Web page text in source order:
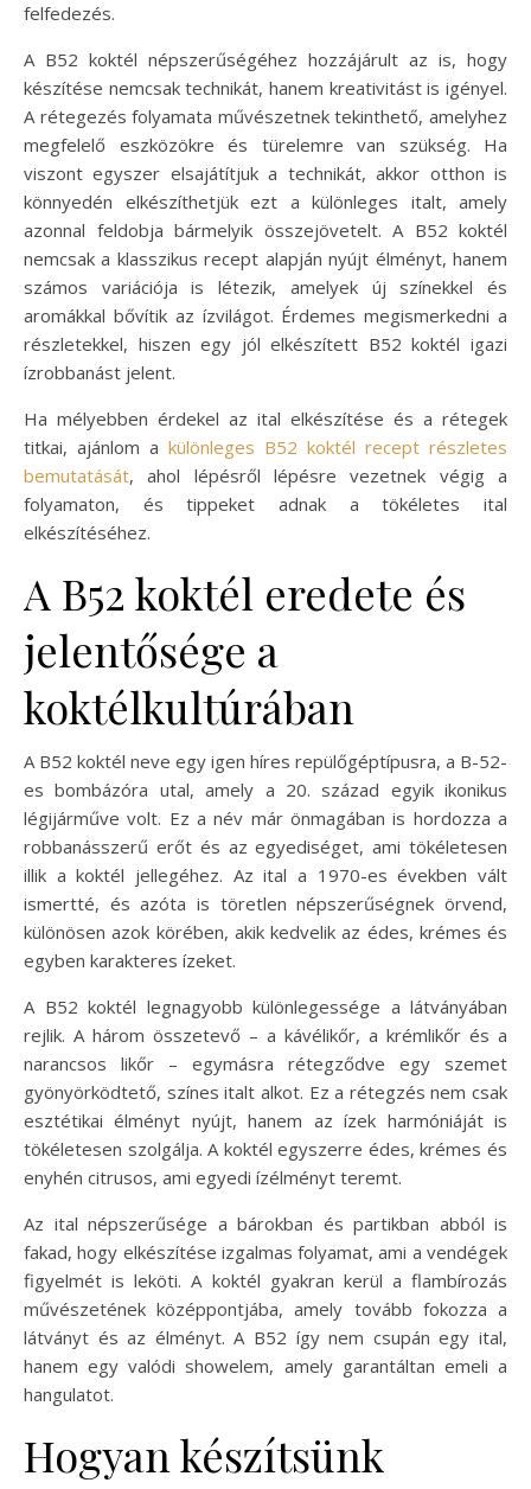
felfedezés.
A B52 koktél népszerűségéhez hozzájárult az is, hogy
készítése nemcsak technikát, hanem kreativitást is igényel.
A rétegezés folyamata művészetnek tekinthető, amelyhez
megfelelő eszközökre és türelemre van szükség. Ha
viszont egyszer elsajátítjuk a technikát, akkor otthon is
könnyedén elkészíthetjük ezt a különleges italt, amely
azonnal feldobja bármelyik összejövetelt. A B52 koktél
nemcsak a klasszikus recept alapján nyújt élményt, hanem
számos variációja is létezik, amelyek új színekkel és
aromákkal bővítik az ízvilágot. Érdemes megismerkedni a
részletekkel, hiszen egy jól elkészített B52 koktél igazi
ízrobbanást jelent.
Ha mélyebben érdekel az ital elkészítése és a rétegek
titkai, ajánlom a különleges B52 koktél recept részletes
bemutatását, ahol lépésről lépésre vezetnek végig a
folyamaton, és tippeket adnak a tökéletes ital
elkészítéséhez.
A B52 koktél eredete és
jelentősége a
koktélkultúrában
A B52 koktél neve egy igen híres repülőgéptípusra, a B-52-
es bombázóra utal, amely a 20. század egyik ikonikus
légijárműve volt. Ez a név már önmagában is hordozza a
robbanásszerű erőt és az egyediséget, ami tökéletesen
illik a koktél jellegéhez. Az ital a 1970-es években vált
ismertté, és azóta is töretlen népszerűségnek örvend,
különösen azok körében, akik kedvelik az édes, krémes és
egyben karakteres ízeket.
A B52 koktél legnagyobb különlegessége a látványában
rejlik. A három összetevő – a kávélikőr, a krémlikőr és a
narancsos likőr – egymásra rétegződve egy szemet
gyönyörködtető, színes italt alkot. Ez a rétegzés nem csak
esztétikai élményt nyújt, hanem az ízek harmóniáját is
tökéletesen szolgálja. A koktél egyszerre édes, krémes és
enyhén citrusos, ami egyedi ízélményt teremt.
Az ital népszerűsége a bárokban és partikban abból is
fakad, hogy elkészítése izgalmas folyamat, ami a vendégek
figyelmét is leköti. A koktél gyakran kerül a flambírozás
művészetének középpontjába, amely tovább fokozza a
látványt és az élményt. A B52 így nem csupán egy ital,
hanem egy valódi showelem, amely garantáltan emeli a
hangulatot.
Hogyan készítsünk